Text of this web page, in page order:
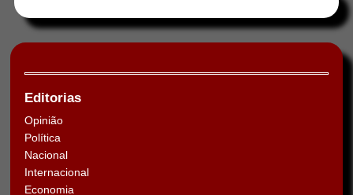
Editorias
Opinião
Política
Nacional
Internacional
Economia